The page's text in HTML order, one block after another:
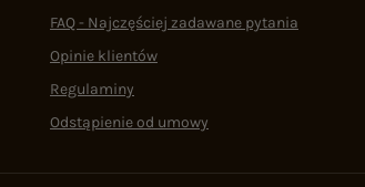
FAQ - Najczęściej zadawane pytania
Opinie klientów
Regulaminy
Odstąpienie od umowy